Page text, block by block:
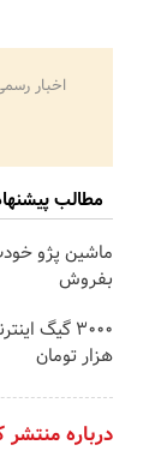
اخبار
مطالب
ماشین پژو
بفروش
هزار تومان
درباره منتشر